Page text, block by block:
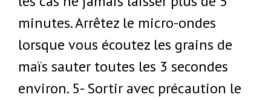
minutes. Arrêtez le micro-ondes
lorsque vous écoutez les grains de
maïs sauter toutes les 3 secondes
environ. 5- Sortir avec précaution le